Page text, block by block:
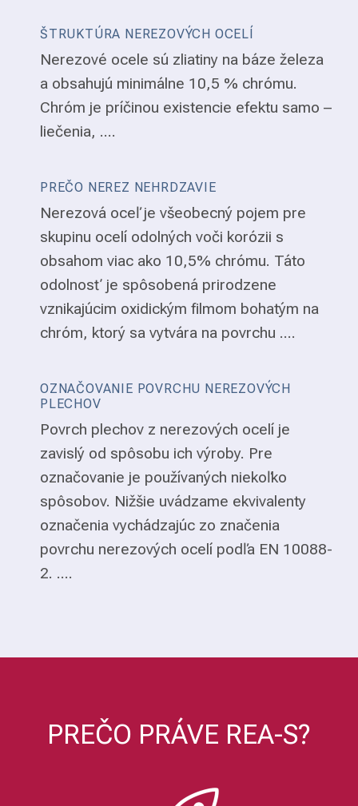
ŠTRUKTÚRA NEREZOVÝCH OCELÍ
Nerezové ocele sú zliatiny na báze železa
a obsahujú minimálne 10,5 % chrómu.
Chróm je príčinou existencie efektu samo –
liečenia, ....
PREČO NEREZ NEHRDZAVIE
Nerezová oceľ je všeobecný pojem pre
skupinu ocelí odolných voči korózii s
obsahom viac ako 10,5% chrómu. Táto
odolnosť je spôsobená prirodzene
vznikajúcim oxidickým filmom bohatým na
chróm, ktorý sa vytvára na povrchu ....
OZNAČOVANIE POVRCHU NEREZOVÝCH
PLECHOV
Povrch plechov z nerezových ocelí je
zavislý od spôsobu ich výroby. Pre
označovanie je používaných niekoľko
spôsobov. Nižšie uvádzame ekvivalenty
označenia vychádzajúc zo značenia
povrchu nerezových ocelí podľa EN 10088-
2. ....
PREČO PRÁVE REA-S?